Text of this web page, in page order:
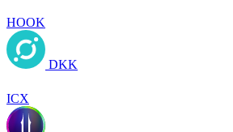
HOOK
DKK
ICX